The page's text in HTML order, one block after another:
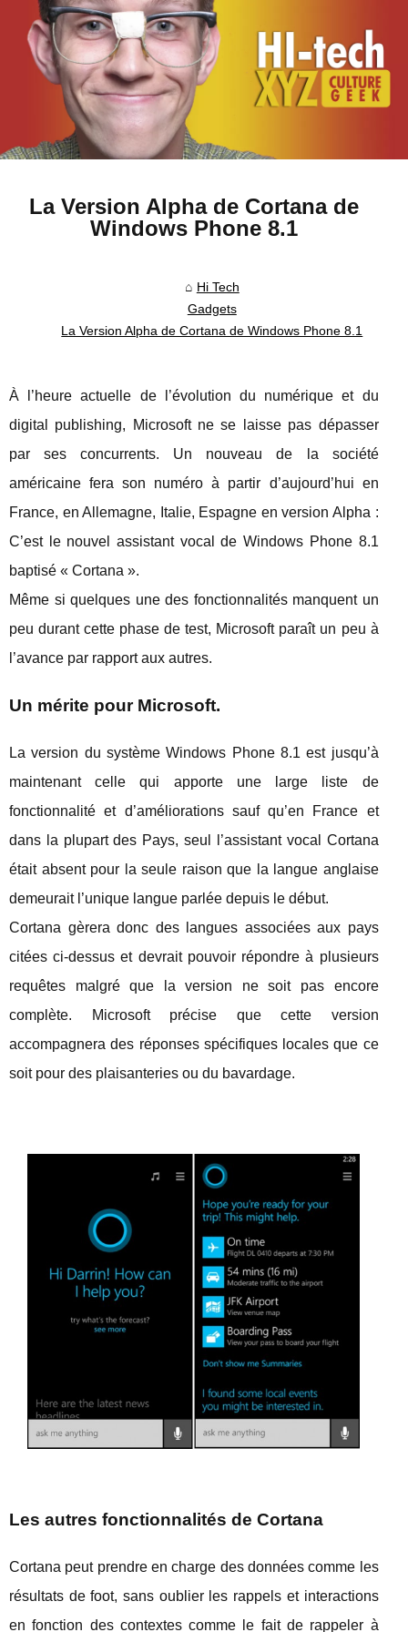
La Version Alpha de Cortana de
Windows Phone 8.1
Hi Tech
Gadgets
La Version Alpha de Cortana de Windows Phone 8.1
À l’heure actuelle de l’évolution du numérique et du
digital publishing, Microsoft ne se laisse pas dépasser
par ses concurrents. Un nouveau de la société
américaine fera son numéro à partir d’aujourd’hui en
France, en Allemagne, Italie, Espagne en version Alpha :
C’est le nouvel assistant vocal de Windows Phone 8.1
baptisé « Cortana ».
Même si quelques une des fonctionnalités manquent un
peu durant cette phase de test, Microsoft paraît un peu à
l’avance par rapport aux autres.
Un mérite pour Microsoft.
La version du système Windows Phone 8.1 est jusqu’à
maintenant celle qui apporte une large liste de
fonctionnalité et d’améliorations sauf qu’en France et
dans la plupart des Pays, seul l’assistant vocal Cortana
était absent pour la seule raison que la langue anglaise
demeurait l’unique langue parlée depuis le début.
Cortana gèrera donc des langues associées aux pays
citées ci-dessus et devrait pouvoir répondre à plusieurs
requêtes malgré que la version ne soit pas encore
complète. Microsoft précise que cette version
accompagnera des réponses spécifiques locales que ce
soit pour des plaisanteries ou du bavardage.
Les autres fonctionnalités de Cortana
Cortana peut prendre en charge des données comme les
résultats de foot, sans oublier les rappels et interactions
en fonction des contextes comme le fait de rappeler à